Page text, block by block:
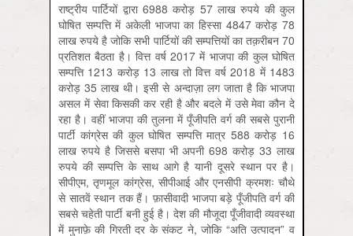
राष्ट्रीय पार्टियों द्वारा 6988 करोड़ 57 लाख रुपये की कुल
घोषित सम्पत्ति में अकेली भाजपा का हिस्सा 4847 करोड़ 78
लाख रुपये है जोकि सभी पार्टियों की सम्पत्तियों का तक़रीबन 70
प्रतिशत बैठता है। वित्त वर्ष 2017 में भाजपा की कुल घोषित
सम्पत्ति 1213 करोड़ 13 लाख तो वित्त वर्ष 2018 में 1483
करोड़ 35 लाख थी। इसी से अन्दाज़ा लग जाता है कि भाजपा
असल में सेवा किसकी कर रही है और बदले में उसे मेवा कौन दे
रहा है। वहीं भाजपा की तुलना में पूँजीपति वर्ग की सबसे पुरानी
पार्टी कांग्रेस की कुल घोषित सम्पत्ति मात्र 588 करोड़ 16
लाख रुपये है जिससे बसपा भी अपनी 698 करोड़ 33 लाख
रुपये की सम्पत्ति के साथ आगे है यानी दूसरे स्थान पर है।
सीपीएम, तृणमूल कांग्रेस, सीपीआई और एनसीपी क्रमशः चौथे
से सातवें स्थान तक हैं। फ़ासीवादी भाजपा बड़े पूँजीपति वर्ग की
सबसे चहेती पार्टी बनी हुई है। देश की मौजूदा पूँजीवादी व्यवस्था
में मुनाफ़े की गिरती दर के संकट ने, जोकि “अति उत्पादन” व